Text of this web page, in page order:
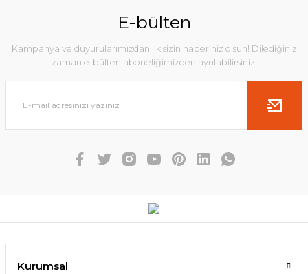
E-bülten
Kampanya ve duyurularımızdan ilk sizin haberiniz olsun! Dilediğiniz
zaman e-bülten aboneliğimizden ayrılabilirsiniz.
Kurumsal